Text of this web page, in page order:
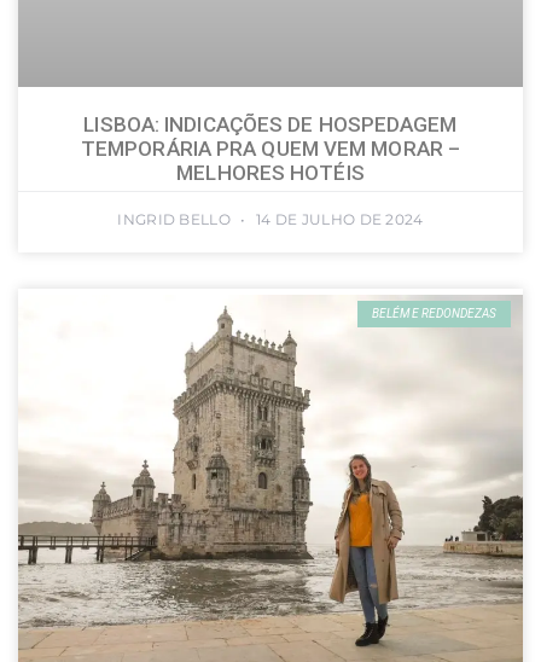
LISBOA: INDICAÇÕES DE HOSPEDAGEM
TEMPORÁRIA PRA QUEM VEM MORAR –
MELHORES HOTÉIS
INGRID BELLO 14 DE JULHO DE 2024
BELÉM E REDONDEZAS